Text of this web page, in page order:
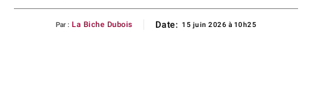
Par : La Biche Dubois Date: 15 juin 2026 à 10h25